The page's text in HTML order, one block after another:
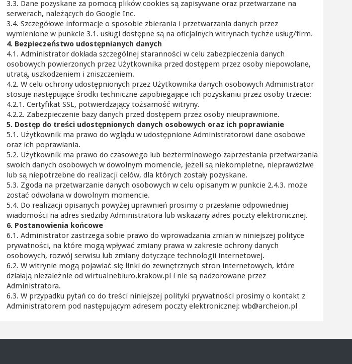
3.3. Dane pozyskane za pomocą plików cookies są zapisywane oraz przetwarzane na
serwerach, należących do Google Inc.
3.4. Szczegółowe informacje o sposobie zbierania i przetwarzania danych przez
wymienione w punkcie 3.1. usługi dostępne są na oficjalnych witrynach tychże usług/firm.
4. Bezpieczeństwo udostępnianych danych
4.1. Administrator dokłada szczególnej staranności w celu zabezpieczenia danych
osobowych powierzonych przez Użytkownika przed dostępem przez osoby niepowołane,
utratą, uszkodzeniem i zniszczeniem.
4.2. W celu ochrony udostępnionych przez Użytkownika danych osobowych Administrator
stosuje następujące środki techniczne zapobiegające ich pozyskaniu przez osoby trzecie:
4.2.1. Certyfikat SSL, potwierdzający tożsamość witryny.
4.2.2. Zabezpieczenie bazy danych przed dostępem przez osoby nieuprawnione.
5. Dostęp do treści udostępnionych danych osobowych oraz ich poprawianie
5.1. Użytkownik ma prawo do wglądu w udostępnione Administratorowi dane osobowe
oraz ich poprawiania.
5.2. Użytkownik ma prawo do czasowego lub bezterminowego zaprzestania przetwarzania
swoich danych osobowych w dowolnym momencie, jeżeli są niekompletne, nieprawdziwe
lub są niepotrzebne do realizacji celów, dla których zostały pozyskane.
5.3. Zgoda na przetwarzanie danych osobowych w celu opisanym w punkcie 2.4.3. może
zostać odwołana w dowolnym momencie.
5.4. Do realizacji opisanych powyżej uprawnień prosimy o przesłanie odpowiedniej
wiadomości na adres siedziby Administratora lub wskazany adres poczty elektronicznej.
6. Postanowienia końcowe
6.1. Administrator zastrzega sobie prawo do wprowadzania zmian w niniejszej polityce
prywatności, na które mogą wpływać zmiany prawa w zakresie ochrony danych
osobowych, rozwój serwisu lub zmiany dotyczące technologii internetowej.
6.2. W witrynie mogą pojawiać się linki do zewnętrznych stron internetowych, które
działają niezależnie od wirtualnebiuro.krakow.pl i nie są nadzorowane przez
Administratora.
6.3. W przypadku pytań co do treści niniejszej polityki prywatności prosimy o kontakt z
Administratorem pod następującym adresem poczty elektronicznej: wb@archeion.pl